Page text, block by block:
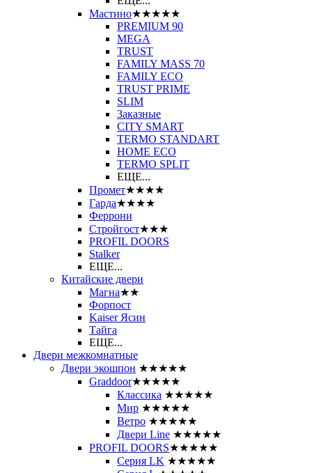
Мастино★★★★★
PREMIUM 90
MEGA
TRUST
FAMILY MASS 70
FAMILY ECO
TRUST PRIME
SLIM
Заказные
CITY SMART
TERMO STANDART
HOME ECO
ТЕRМО SPLIT
ЕЩЕ...
Промет★★★★
Гарда★★★★
Феррони
Стройгост★★★
PROFIL DOORS
Stalker
ЕЩЕ...
Китайские двери
Магна★★
Форпост
Kaiser Ясин
Тайга
ЕЩЕ...
Двери межкомнатные
Двери экошпон ★★★★★
Graddoor★★★★★
Классика ★★★★★
Мир ★★★★★
Ветро ★★★★★
Двери Line ★★★★★
PROFIL DOORS★★★★★
Серия LK ★★★★★